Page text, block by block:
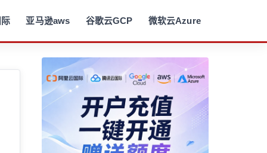
亚马逊aws 谷歌云GCP 微软云Azure